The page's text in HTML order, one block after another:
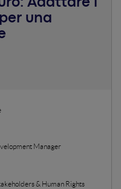
Adattare i
una
circolare e
leve fondamentali per
in continua
come evolveranno
strategie saranno
competitività e
Manager
& Human Rights